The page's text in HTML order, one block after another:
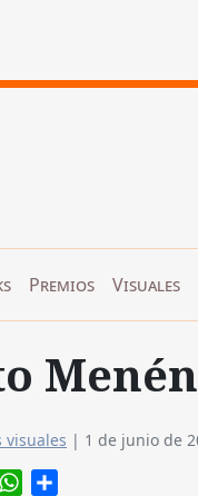
Premios Visuales
visuales | 1 de junio de
Email WhatsApp